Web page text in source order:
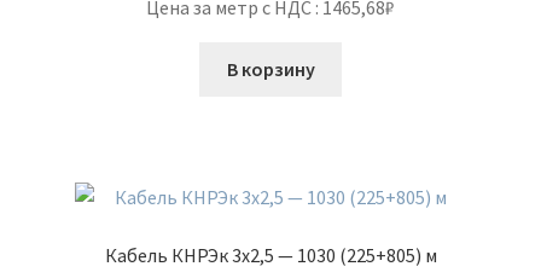
Цена за метр с НДС : 1465,68₽
В корзину
Кабель КНРЭк 3х2,5 — 1030 (225+805) м